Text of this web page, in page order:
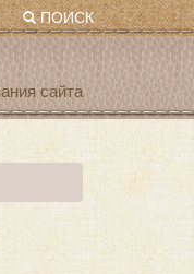
ПОИСК
сайта